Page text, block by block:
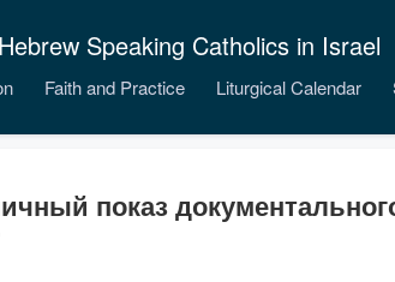
Speaking Catholics in Israel
Faith and Practice Liturgical Calendar
показ